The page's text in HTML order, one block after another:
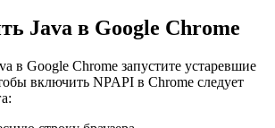
Java в Google Chrome
в Google Chrome запустите устаревшие
включить NPAPI в Chrome следует